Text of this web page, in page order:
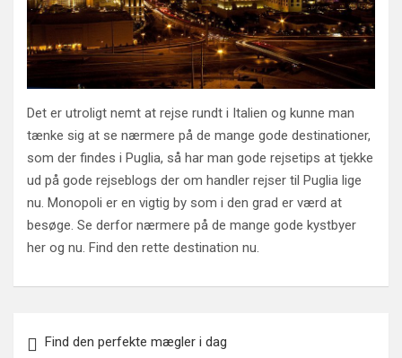
Det er utroligt nemt at rejse rundt i Italien og kunne man
tænke sig at se nærmere på de mange gode destinationer,
som der findes i Puglia, så har man gode rejsetips at tjekke
ud på gode rejseblogs der om handler rejser til Puglia lige
nu. Monopoli er en vigtig by som i den grad er værd at
besøge. Se derfor nærmere på de mange gode kystbyer
her og nu. Find den rette destination nu.
Find den perfekte mægler i dag